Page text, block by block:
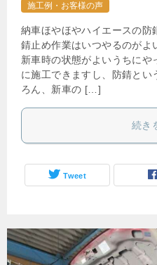
施工例・お客様の声
納車ほやほやハイエースの防
錆止め作業はいつやるのがよ
新車時の状態がよいうちにや
に施工できますし、防錆とい
ろん、新車の […]
続き
Tweet